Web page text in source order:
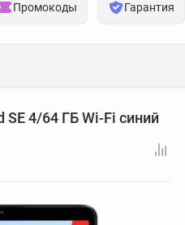
Промокоды Гарантия
SE 4/64 ГБ Wi-Fi синий